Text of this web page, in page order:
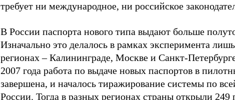
требует ни международное, ни российское
В России паспорта нового типа выдают больше
Изначально это делалось в рамках эксперимента
регионах – Калининграде, Москве и Санкт-
2007 года работа по выдаче новых паспортов в
завершена, и началось тиражирование системы по
России. Тогда в разных регионах страны открыли 249